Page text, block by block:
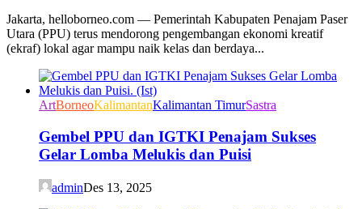
Jakarta, helloborneo.com — Pemerintah Kabupaten Penajam Paser
Utara (PPU) terus mendorong pengembangan ekonomi kreatif
(ekraf) lokal agar mampu naik kelas dan berdaya...
ArtBorneoKalimantanKalimantan TimurSastra
Gembel PPU dan IGTKI Penajam Sukses
Gelar Lomba Melukis dan Puisi
adminDes 13, 2025